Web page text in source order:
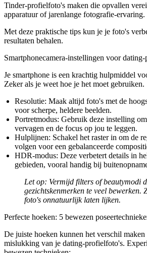
Tinder-profielfoto's maken die opvallen
apparatuur of jarenlange fotografie-ervaring.
Met deze praktische tips kun je je foto's
resultaten behalen.
Smartphonecamera-instellingen voor
Je smartphone is een krachtig hulpmiddel
Zeker als je weet hoe je het moet gebruiken.
Resolutie: Maak altijd foto's met de
voor scherpe, heldere beelden.
Portretmodus: Gebruik deze instelling
vervagen en de focus op jou te leggen.
Hulplijnen: Schakel het raster in om de
volgen voor een gebalanceerde
HDR-modus: Deze verbetert details in
gebieden, vooral handig bij
Let op: Vermijd filters of beautymodi
gezichtskenmerken te veel bewerken.
foto's onnatuurlijk laten lijken.
Perfecte hoeken: 5 bewezen
De juiste hoeken kunnen het verschil maken
mislukking van je dating-profielfoto's.